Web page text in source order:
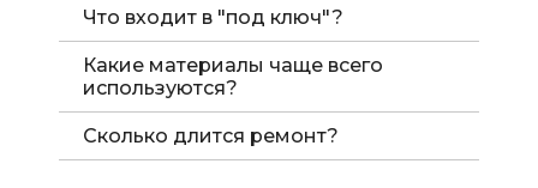
Что входит в "под ключ"?
Какие материалы чаще всего
используются?
Сколько длится ремонт?